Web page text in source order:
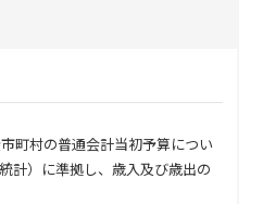
町村の普通会計当初予算につい
計）に準拠し、歳入及び歳出の